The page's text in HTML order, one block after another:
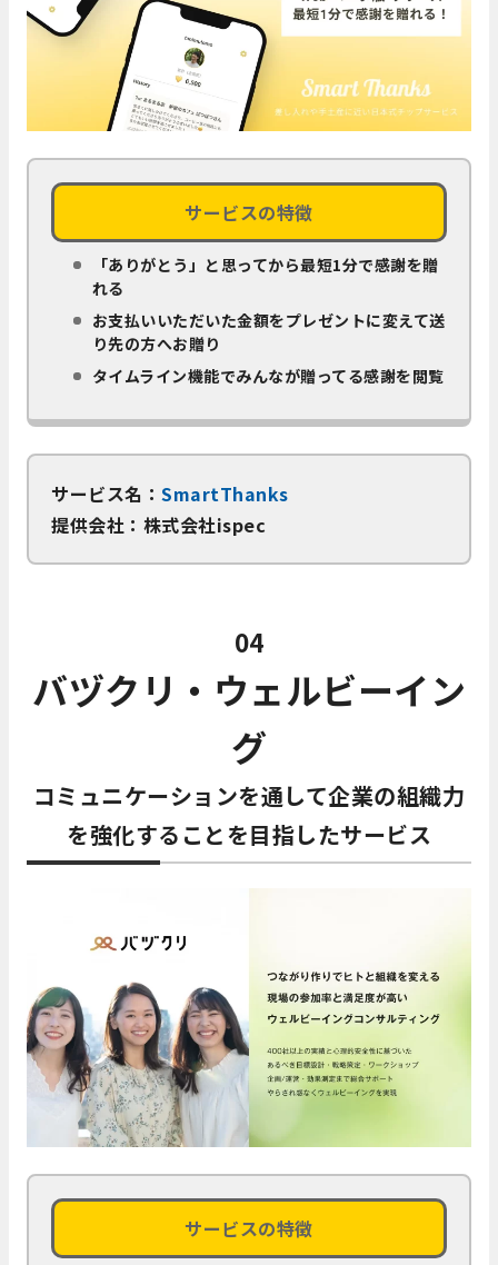
サービスの特徴
「ありがとう」と思ってから最短1分で感謝を贈
れる
お支払いいただいた金額をプレゼントに変えて送
り先の方へお贈り
タイムライン機能でみんなが贈ってる感謝を閲覧
サービス名： SmartThanks
提供会社：株式会社ispec
04
バヅクリ・ウェルビーイン
グ
コミュニケーションを通して企業の組織力
を強化することを目指したサービス
サービスの特徴